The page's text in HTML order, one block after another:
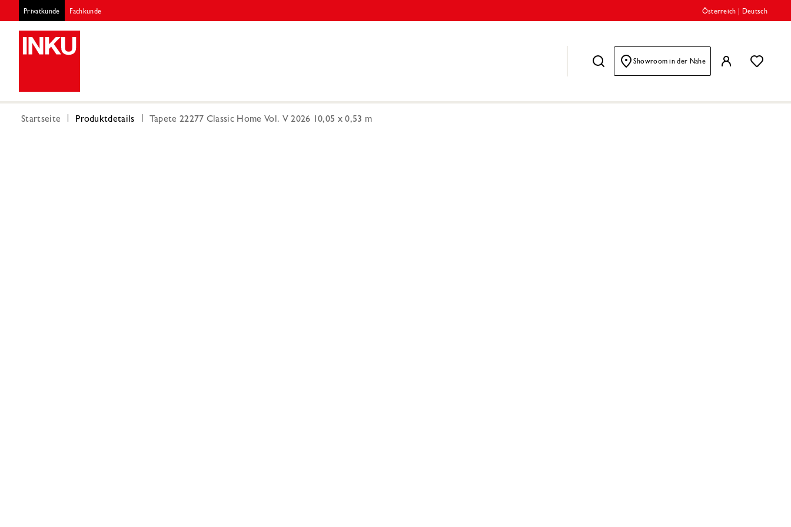
Privatkunde Fachkunde Österreich Deutsch
Showroom in der Nähe
Startseite Produktdetails Tapete 22277 Classic Home Vol. V 2026 10,05 x 0,53 m